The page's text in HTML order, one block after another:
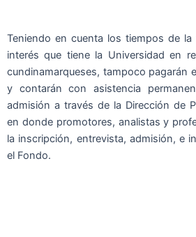
Teniendo en cuenta los tiempos de
interés que tiene la Universidad en
cundinamarqueses, tampoco pagarán
y contarán con asistencia
admisión a través de la Dirección de
en donde promotores, analistas y
la inscripción, entrevista, admisión, e
el Fondo.